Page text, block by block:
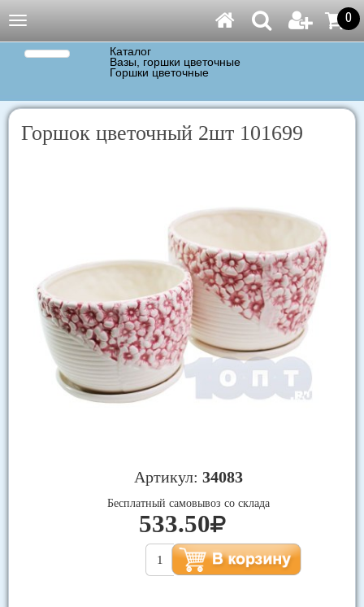
Навигация 0
Каталог
Вазы, горшки цветочные
Горшки цветочные
Горшок цветочный 2шт 101699
Артикул: 34083
Бесплатный самовывоз со склада
533.50